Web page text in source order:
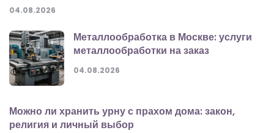
04.08.2026
Металлообработка в Москве: услуги
металлообработки на заказ
04.08.2026
Можно ли хранить урну с прахом дома: закон,
религия и личный выбор